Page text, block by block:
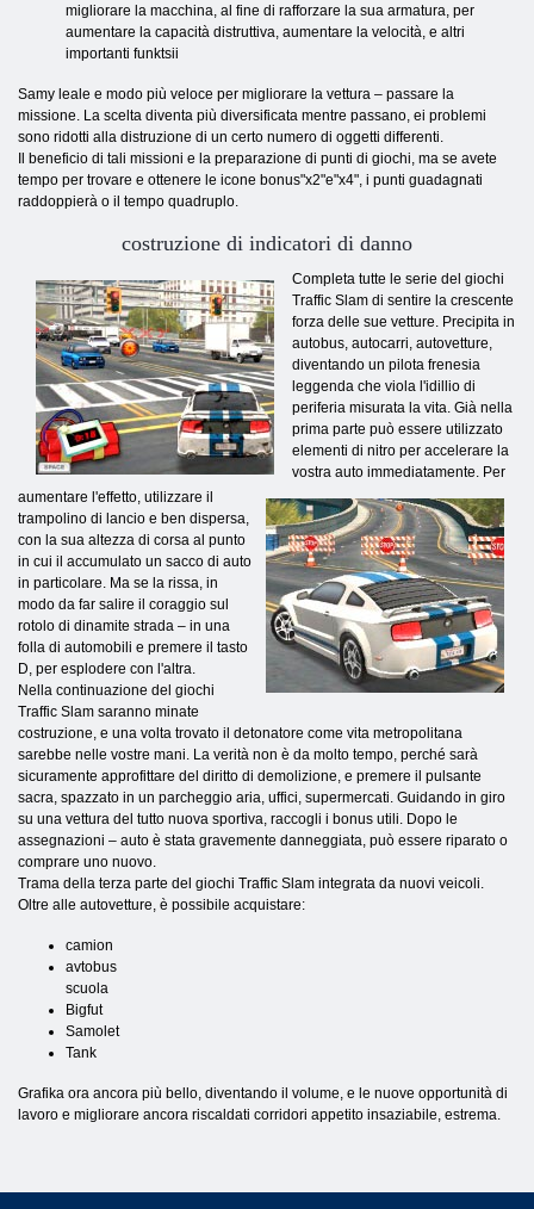
migliorare la macchina, al fine di rafforzare la sua armatura, per
aumentare la capacità distruttiva, aumentare la velocità, e altri
importanti funktsii
Samy leale e modo più veloce per migliorare la vettura – passare la
missione. La scelta diventa più diversificata mentre passano, ei problemi
sono ridotti alla distruzione di un certo numero di oggetti differenti.
Il beneficio di tali missioni e la preparazione di punti di giochi, ma se avete
tempo per trovare e ottenere le icone bonus"x2"e"x4", i punti guadagnati
raddoppierà o il tempo quadruplo.
costruzione di indicatori di danno
Completa tutte le serie del giochi
Traffic Slam di sentire la crescente
forza delle sue vetture. Precipita in
autobus, autocarri, autovetture,
diventando un pilota frenesia
leggenda che viola l'idillio di
periferia misurata la vita. Già nella
prima parte può essere utilizzato
elementi di nitro per accelerare la
vostra auto immediatamente. Per
aumentare l'effetto, utilizzare il
trampolino di lancio e ben dispersa,
con la sua altezza di corsa al punto
in cui il accumulato un sacco di auto
in particolare. Ma se la rissa, in
modo da far salire il coraggio sul
rotolo di dinamite strada – in una
folla di automobili e premere il tasto
D, per esplodere con l'altra.
Nella continuazione del giochi
Traffic Slam saranno minate
costruzione, e una volta trovato il detonatore come vita metropolitana
sarebbe nelle vostre mani. La verità non è da molto tempo, perché sarà
sicuramente approfittare del diritto di demolizione, e premere il pulsante
sacra, spazzato in un parcheggio aria, uffici, supermercati. Guidando in giro
su una vettura del tutto nuova sportiva, raccogli i bonus utili. Dopo le
assegnazioni – auto è stata gravemente danneggiata, può essere riparato o
comprare uno nuovo.
Trama della terza parte del giochi Traffic Slam integrata da nuovi veicoli.
Oltre alle autovetture, è possibile acquistare:
camion
avtobus
scuola
Bigfut
Samolet
Tank
Grafika ora ancora più bello, diventando il volume, e le nuove opportunità di
lavoro e migliorare ancora riscaldati corridori appetito insaziabile, estrema.